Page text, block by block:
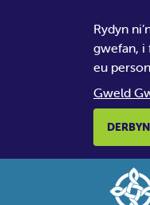
Rydyn
gwefan, i
eu
Gweld